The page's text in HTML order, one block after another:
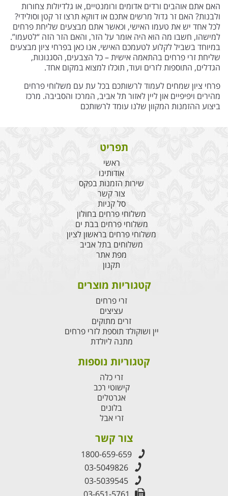
האם אתם אוהבים ורדים אדומים ורומנטיים, או גלדיולות צחורות
ולבנות? האם זר גדול מרשים אתכם או דווקא תרצו זר קטן וסולידי?
לכל אחד יש את טעמו האישי, וכאשר אתם מבצעים שליחת פרחים
למישהו, חשבו מה הוא היה אומר על הזר, והאם הזר הזה “לטעמו”.
במיוחד בשביל לקלוע לטעמכם האישי, אנו כאן בפרחי ציון מבצעים
שליחת זרי פרחים בהתאמה אישית – כל הצבעים, הסגנונות,
הגדלים, התוספות לזרים ועוד, תוכלו למצוא במקום אחד.
פרחי ציון שמחים לעמוד לרשותכם בכל עת עם משלוחי פרחים
מהירים ויפיפיים און ליין לאזור תל אביב, המרכז והסביבה. מרכז
ביצוע ההזמנות המקוון שלנו עומד לרשותכם
תפריט
ראשי
אודותינו
שירות הזמנות בפקס
צור קשר
סל קניות
משלוחי פרחים בחולון
משלוחי פרחים בבת ים
משלוחי פרחים בראשון לציון
משלוחים בתל אביב
מפת אתר
תקנון
קטגוריות מוצרים
זרי פרחים
עציצים
זרים מתוקים
יין ושוקולד תוספת לזרי פרחים
מתנה ליולדת
קטגוריות נוספות
זרי כלה
קישוטי רכב
אגרטלים
בלונים
זרי אבל
צור קשר
1800-659-659
03-5049826
03-5039545